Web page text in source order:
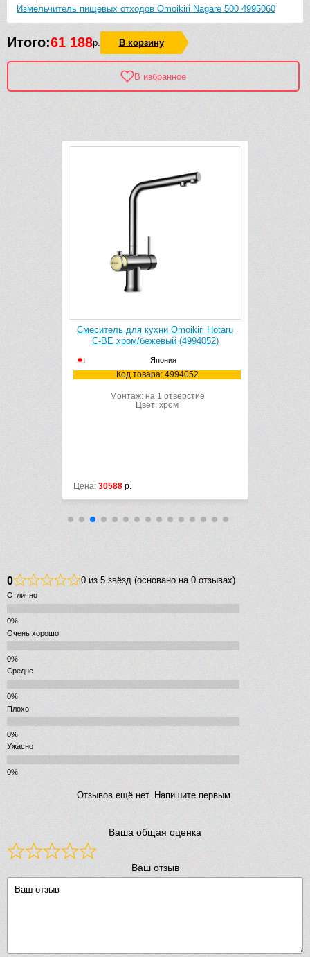
Измельчитель пищевых отходов Omoikiri Nagare 500 4995060
Итого:61 188р. В корзину
В избранное
Смеситель для кухни Omoikiri Hotaru
C-BE хром/бежевый (4994052)
Япония
Код товара: 4994052
Монтаж: на 1 отверстие
Цвет: хром
Цена: 30588 р.
0 0 из 5 звёзд (основано на 0 отзывах)
Отлично
Очень хорошо
Средне
Плохо
Ужасно
Отзывов ещё нет. Напишите первым.
Ваша общая оценка
Ваш отзыв